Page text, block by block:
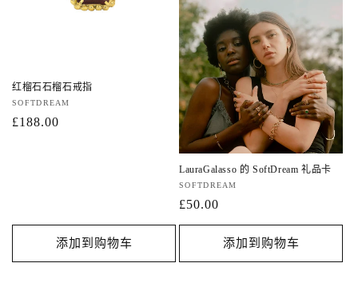
红榴石石榴石戒指
厂
商：
SOFTDREAM
常
£188.00
添加到购物车
LauraGalasso 的 SoftDream 礼品卡
厂
商：
SOFTDREAM
常
规
格
£50.00
添加到购物车